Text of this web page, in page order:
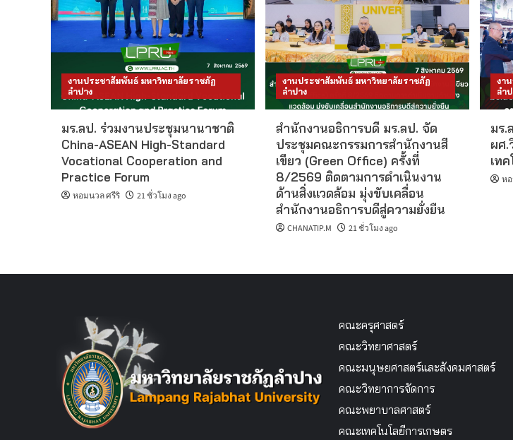
งานประชาสัมพันธ์ มหาวิทยาลัยราชภัฏ
ลำปาง
มร.ลป. ร่วมงานประชุมนานาชาติ
China-ASEAN High-Standard
Vocational Cooperation and
Practice Forum
หอมนวล ศรีริ 21 ชั่วโมง ago
งานประชาสัมพันธ์ มหาวิทยาลัยราชภัฏ
ลำปาง
สำนักงานอธิการบดี มร.ลป. จัด
ประชุมคณะกรรมการสำนักงานสี
เขียว (Green Office) ครั้งที่
8/2569 ติดตามการดำเนินงาน
ด้านสิ่งแวดล้อม มุ่งขับเคลื่อน
สำนักงานอธิการบดีสู่ความยั่งยืน
CHANATIP.M 21 ชั่วโมง ago
งา
ลำ
มร.
ผศ.
เท
ห
คณะครุศาสตร์
คณะวิทยาศาสตร์
คณะมนุษยศาสตร์และสังคมศาสตร์
คณะวิทยาการจัดการ
คณะพยาบาลศาสตร์
คณะเทคโนโลยีการเกษตร